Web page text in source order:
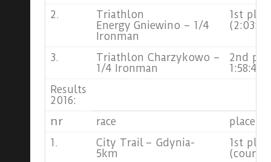
2.
Triathlon
Energy Gniewino – 1/4
Ironman
1st
3.
Triathlon Charzykowo –
1/4 Ironman
2nd
1:58:44)
Results
2016:
nr race
place
1.
City Trail – Gdynia-
5km
1st
(course